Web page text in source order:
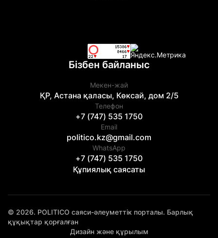
Бізбен байланыс
Мекен-жай
ҚР, Астана қаласы, Көксай, дом 2/5
Телефон
+7 (747) 535 1750
Email
politico.kz@gmail.com
WhatsApp
+7 (747) 535 1750
Құпиялық саясаты
© 2026. POLITICO саяси-әлеуметтік порталы. Барлық
құқықтар қорғалған
Дизайн және құрылым